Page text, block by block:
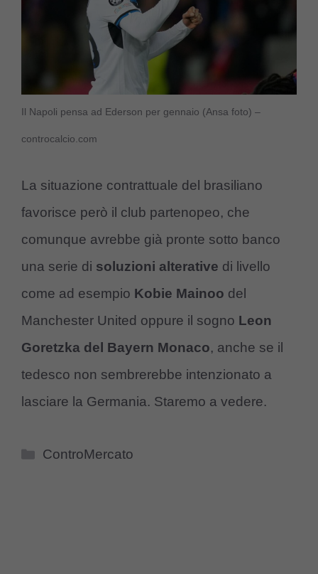
Il Napoli pensa ad Ederson per gennaio (Ansa foto) –
controcalcio.com
La situazione contrattuale del brasiliano
favorisce però il club partenopeo, che
comunque avrebbe già pronte sotto banco
una serie di soluzioni alterative di livello
come ad esempio Kobie Mainoo del
Manchester United oppure il sogno Leon
Goretzka del Bayern Monaco, anche se il
tedesco non sembrerebbe intenzionato a
lasciare la Germania. Staremo a vedere.
Categorie
ControMercato